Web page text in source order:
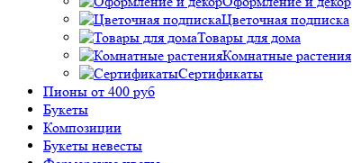
Цветочная подписка
Товары для дома
Комнатные растения
Сертификаты
Пионы от 400 руб
Букеты
Композиции
Букеты невесты